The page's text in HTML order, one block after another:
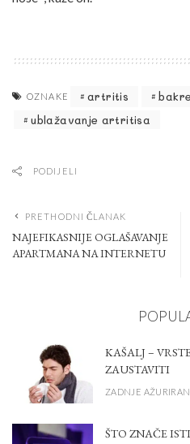
OZNAKE artritis
ublažavanje artritisa
PODIJELI
PRETHODNI ČLANAK
NAJEFIKASNIJE OGLAŠAVANJE
APARTMANA NA INTERNETU
KAŠALJ –
ZAUSTAVITI
ZADNJE
ŠTO ZNAČE